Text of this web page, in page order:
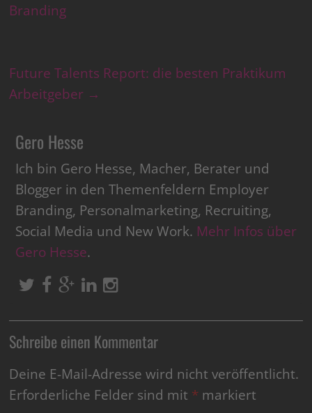
Branding
Future Talents Report: die besten Praktikum
Arbeitgeber →
Gero Hesse
Ich bin Gero Hesse, Macher, Berater und
Blogger in den Themenfeldern Employer
Branding, Personalmarketing, Recruiting,
Social Media und New Work. Mehr Infos über
Gero Hesse.
Schreibe einen Kommentar
Deine E-Mail-Adresse wird nicht veröffentlicht.
Erforderliche Felder sind mit * markiert